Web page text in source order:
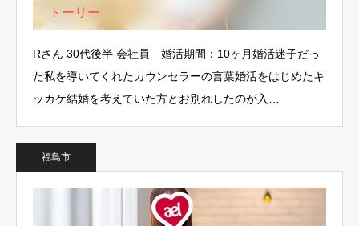
トーリー
Rさん 30代後半 会社員 婚活期間：10ヶ月婚活迷子だっ
た私を導いてくれたカウンセラーの言葉婚活をはじめたキ
ッカケ結婚を考えていた方とお別れしたのが入…
福島市